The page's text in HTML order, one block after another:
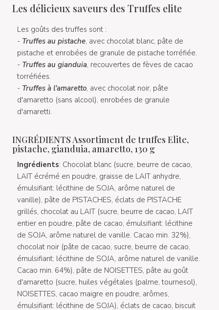
Les délicieux saveurs des Truffes elite
Les goûts des truffes sont :
- Truffes au pistache, avec chocolat blanc, pâte de
pistache et enrobées de granule de pistache torréfiée.
- Truffes au gianduia, recouvertes de fèves de cacao
torréfiées.
- Truffes à l'amaretto, avec chocolat noir, pâte
d'amaretto (sans alcool), enrobées de granule
d'amaretti.
INGRÉDIENTS Assortiment de truffes Elite,
pistache, gianduia, amaretto, 130 g
Ingrédients: Chocolat blanc (sucre, beurre de cacao,
LAIT écrémé en poudre, graisse de LAIT anhydre,
émulsifiant: lécithine de SOJA, arôme naturel de
vanille), pâte de PISTACHES, éclats de PISTACHE
grillés, chocolat au LAIT (sucre, beurre de cacao, LAIT
entier en poudre, pâte de cacao, émulsifiant: lécithine
de SOJA, arôme naturel de vanille. Cacao min. 32%),
chocolat noir (pâte de cacao, sucre, beurre de cacao,
émulsifiant: lécithine de SOJA, arôme naturel de vanille.
Cacao min. 64%), pâte de NOISETTES, pâte au goût
d'amaretto (sucre, huiles végétales (palme, tournesol),
NOISETTES, cacao maigre en poudre, arômes,
émulsifiant: lécithine de SOJA), éclats de cacao, biscuit